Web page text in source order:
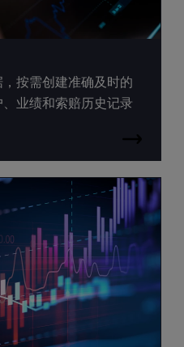
按需创建准确及时的
业绩和索赔历史记录